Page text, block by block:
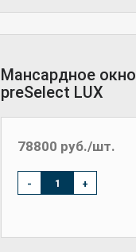
Мансардное окно
preSelect LUX
78800 руб./шт.
- +